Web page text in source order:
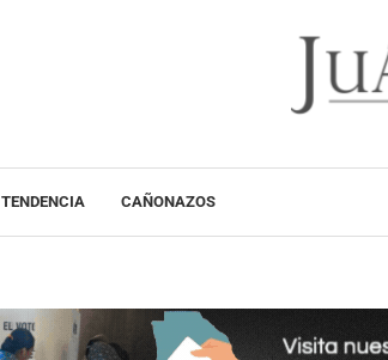
TENDENCIA CAÑONAZOS